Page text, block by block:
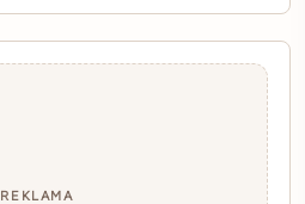
REKLAMA